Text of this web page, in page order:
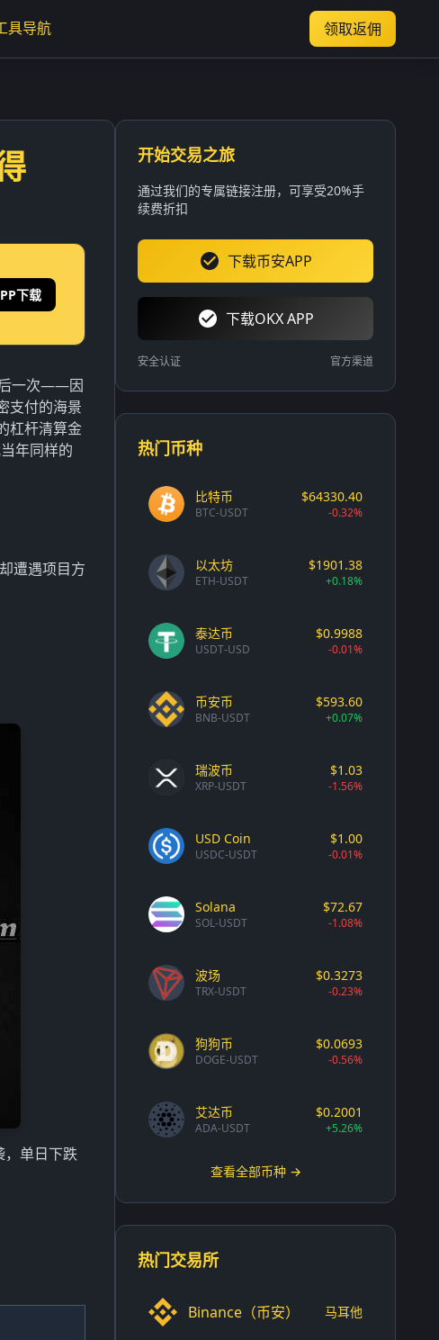
具导航 领取返佣
下载
后一次——因
支付的海景
杠杆清算金
年同样的
遭遇项目方
，单日下跌
开始交易之旅
通过我们的专属链接注册，可享受20%手
续费折扣
下载币安APP
下载OKX APP
安全认证 官方渠道
热门币种
比特币
BTC-USDT
$64330.40
-0.32%
以太坊
ETH-USDT
$1901.38
+0.18%
泰达币
USDT-USD
$0.9988
-0.01%
币安币
BNB-USDT
$593.60
+0.07%
瑞波币
XRP-USDT
$1.03
-1.56%
USD Coin
USDC-USDT
$1.00
-0.01%
Solana
SOL-USDT
$72.67
-1.08%
波场
TRX-USDT
$0.3273
-0.23%
狗狗币
DOGE-USDT
$0.0693
-0.56%
艾达币
ADA-USDT
$0.2001
+5.26%
查看全部币种 →
热门交易所
Binance（币安） 马耳他